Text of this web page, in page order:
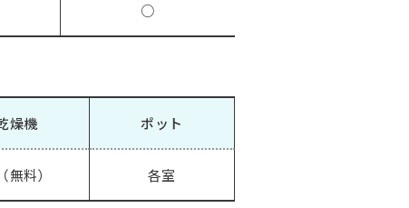
○
燥機
料）
ポット
各室